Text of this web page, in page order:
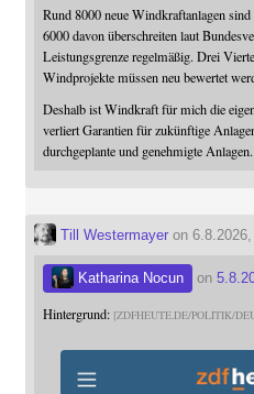
Rund 8000 neue Windkraftanlagen
6000 davon überschreiten laut
Leistungsgrenze regelmäßig. Drei
Windprojekte müssen neu bewertet
Deshalb ist Windkraft für mich die
verliert Garantien für zukünftige
durchgeplante und genehmigte Anlagen.
Till Westermayeron 6.8.2026,
Katharina Nocun on
Hintergrund: ZDFHEUTE.DE/POLITIK/